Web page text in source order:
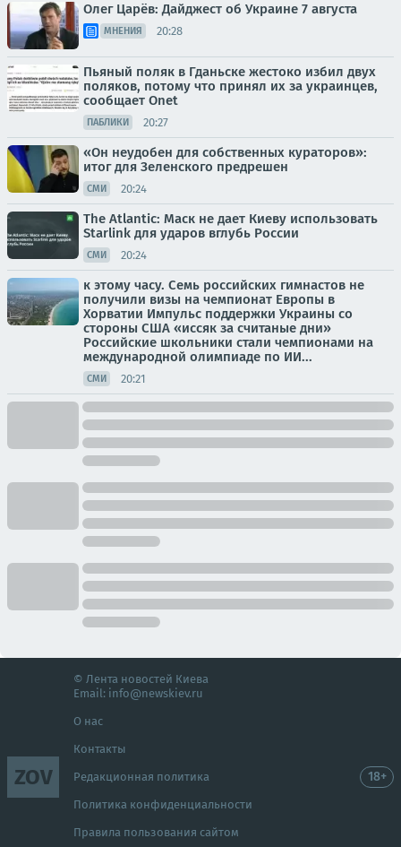
Олег Царёв: Дайджест об Украине 7 августа
МНЕНИЯ 20:28
Пьяный поляк в Гданьске жестоко избил двух
поляков, потому что принял их за украинцев,
сообщает Onet
ПАБЛИКИ 20:27
«Он неудобен для собственных кураторов»:
итог для Зеленского предрешен
СМИ 20:24
The Atlantic: Маск не дает Киеву использовать
Starlink для ударов вглубь России
СМИ 20:24
к этому часу. Семь российских гимнастов не
получили визы на чемпионат Европы в
Хорватии Импульс поддержки Украины со
стороны США «иссяк за считаные дни»
Российские школьники стали чемпионами на
международной олимпиаде по ИИ...
СМИ 20:21
ZOV
© Лента новостей Киева
Email: info@newskiev.ru
О нас
Контакты
Редакционная политика
Политика конфиденциальности
Правила пользования сайтом
18+